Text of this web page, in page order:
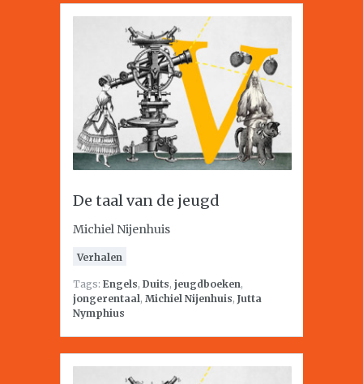
De taal van de jeugd
Michiel Nijenhuis
Verhalen
Tags: Engels, Duits, jeugdboeken,
jongerentaal, Michiel Nijenhuis, Jutta
Nymphius